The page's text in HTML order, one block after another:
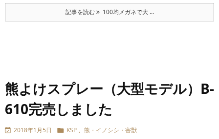
記事を読む 100均メガネで大 ...
熊よけスプレー（大型モデル）B-
610完売しました
 2018年1月5日  KSP , 熊・イノシシ・害獣